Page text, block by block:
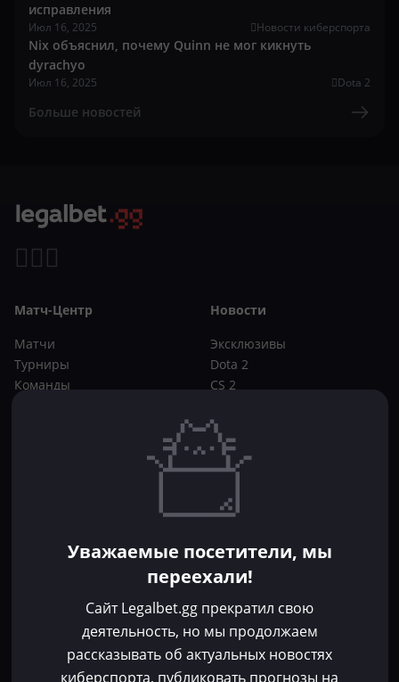
исправления
Июл 16, 2025 Новости киберспорта
Nix объяснил, почему Quinn не мог кикнуть
dyrachyo
Июл 16, 2025 Dota 2
Больше новостей
Матч-Центр
Матчи
Турниры
Команды
Новости
Эксклюзивы
Dota 2
CS 2
Букмекеры
CS 2
Фрибеты
Без депозита
Контакты
Уважаемые посетители, мы
переехали!
Сайт Legalbet.gg прекратил свою
деятельность, но мы продолжаем
рассказывать об актуальных новостях
киберспорта, публиковать прогнозы на